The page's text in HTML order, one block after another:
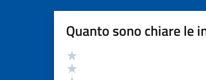
Quanto sono chiare le
Valutazione